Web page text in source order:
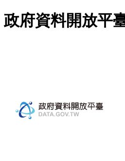
跳至主要內容
政府資料開放平